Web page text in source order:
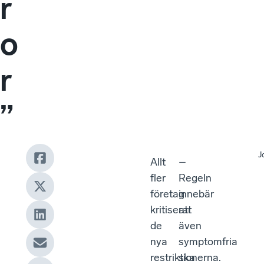
r
o
r
”
Allt
fler
företag
kritiserar
de
nya
restriktionerna.
–
Regeln
innebär
att
även
symptomfria
ska